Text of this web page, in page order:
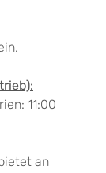
11:00
an